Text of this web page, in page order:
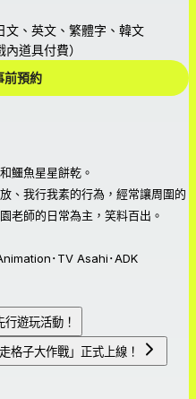
文、英文、繁體字、韓文
道具付費）
前預約
鱷魚星星餅乾。
、我行我素的行為，經常讓周圍的
老師的日常為主，笑料百出。
･TV Asahi･ADK
行遊玩活動！
格子大作戰」正式上線！